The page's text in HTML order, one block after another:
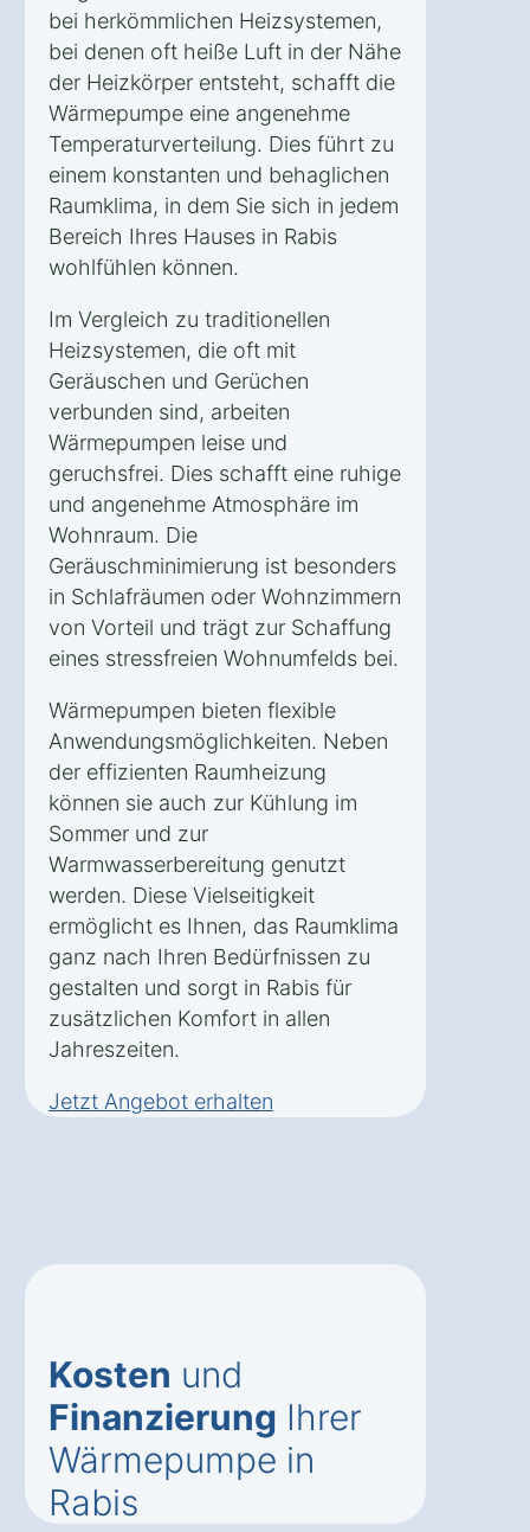
bei herkömmlichen Heizsystemen,
bei denen oft heiße Luft in der Nähe
der Heizkörper entsteht, schafft die
Wärmepumpe eine angenehme
Temperaturverteilung. Dies führt zu
einem konstanten und behaglichen
Raumklima, in dem Sie sich in jedem
Bereich Ihres Hauses in Rabis
wohlfühlen können.
Im Vergleich zu traditionellen
Heizsystemen, die oft mit
Geräuschen und Gerüchen
verbunden sind, arbeiten
Wärmepumpen leise und
geruchsfrei. Dies schafft eine ruhige
und angenehme Atmosphäre im
Wohnraum. Die
Geräuschminimierung ist besonders
in Schlafräumen oder Wohnzimmern
von Vorteil und trägt zur Schaffung
eines stressfreien Wohnumfelds bei.
Wärmepumpen bieten flexible
Anwendungsmöglichkeiten. Neben
der effizienten Raumheizung
können sie auch zur Kühlung im
Sommer und zur
Warmwasserbereitung genutzt
werden. Diese Vielseitigkeit
ermöglicht es Ihnen, das Raumklima
ganz nach Ihren Bedürfnissen zu
gestalten und sorgt in Rabis für
zusätzlichen Komfort in allen
Jahreszeiten.
Jetzt Angebot erhalten
Kosten und
Finanzierung Ihrer
Wärmepumpe in
Rabis